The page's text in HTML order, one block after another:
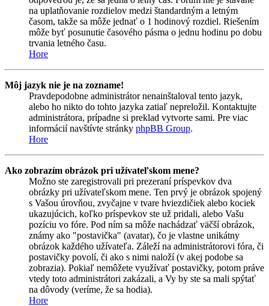
na uplatňovanie rozdielov medzi štandardným a letným
časom, takže sa môže jednať o 1 hodinový rozdiel. Riešením
môže byť posunutie časového pásma o jednu hodinu po dobu
trvania letného času.
Hore
Môj jazyk nie je na zozname!
Pravdepodobne administrátor nenainštaloval tento jazyk,
alebo ho nikto do tohto jazyka zatiaľ nepreložil. Kontaktujte
administrátora, prípadne si preklad vytvorte sami. Pre viac
informácií navštívte stránky phpBB Group.
Hore
Ako zobrazím obrázok pri užívateľskom mene?
Možno ste zaregistrovali pri prezeraní príspevkov dva
obrázky pri užívateľskom mene. Ten prvý je obrázok spojený
s Vašou úrovňou, zvyčajne v tvare hviezdičiek alebo kociek
ukazujúcich, koľko príspevkov ste už pridali, alebo Vašu
pozíciu vo fóre. Pod ním sa môže nachádzať väčší obrázok,
známy ako "postavička" (avatar), čo je vlastne unikátny
obrázok každého užívateľa. Záleží na administrátorovi fóra, či
postavičky povolí, či ako s nimi naloží (v akej podobe sa
zobrazia). Pokiaľ nemôžete využívať postavičky, potom práve
vtedy toto administrátori zakázali, a Vy by ste sa mali spýtať
na dôvody (veríme, že sa hodia).
Hore